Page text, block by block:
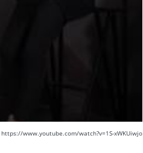
www.youtube.com/watch?v=1S-xWKUiwjo